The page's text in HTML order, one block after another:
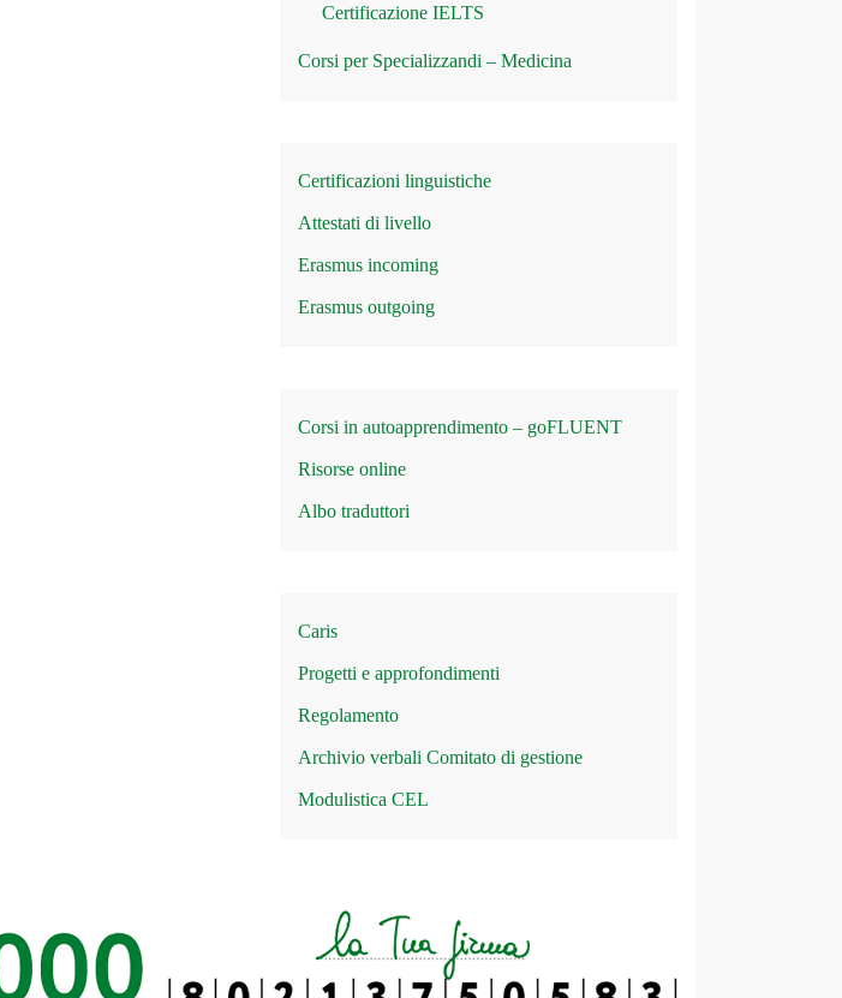
Certificazione IELTS
Corsi per Specializzandi – Medicina
Certificazioni linguistiche
Attestati di livello
Erasmus incoming
Erasmus outgoing
Corsi in autoapprendimento – goFLUENT
Risorse online
Albo traduttori
Caris
Progetti e approfondimenti
Regolamento
Archivio verbali Comitato di gestione
Modulistica CEL